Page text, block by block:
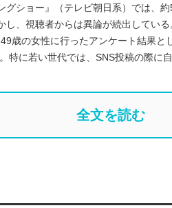
グショー』（テレビ朝日系）では、
し、視聴者からは異論が続出している
歳の女性に行ったアンケート結果
特に若い世代では、SNS投稿の際に
全文を読む